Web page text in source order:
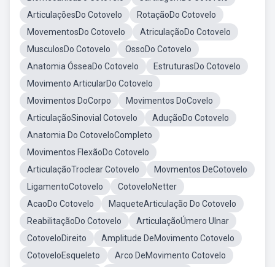
ArticulaçõesDo Cotovelo
RotaçãoDo Cotovelo
MovementosDo Cotovelo
AtriculaçãoDo Cotovelo
MusculosDo Cotovelo
OssoDo Cotovelo
Anatomia ÓsseaDo Cotovelo
EstruturasDo Cotovelo
Movimento ArticularDo Cotovelo
Movimentos DoCorpo
Movimentos DoCovelo
ArticulaçãoSinovial Cotovelo
AduçãoDo Cotovelo
Anatomia Do CotoveloCompleto
Movimentos FlexãoDo Cotovelo
ArticulaçãoTroclear Cotovelo
Movmentos DeCotovelo
LigamentoCotovelo
CotoveloNetter
AcaoDo Cotovelo
MaqueteArticulação Do Cotovelo
ReabilitaçãoDo Cotovelo
ArticulaçãoÚmero Ulnar
CotoveloDireito
Amplitude DeMovimento Cotovelo
CotoveloEsqueleto
Arco DeMovimento Cotovelo